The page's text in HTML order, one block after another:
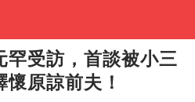
罕受訪，首談被小三
原諒前夫！